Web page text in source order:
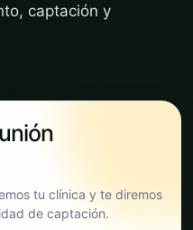
captación y
tu clínica y te diremos
de captación.